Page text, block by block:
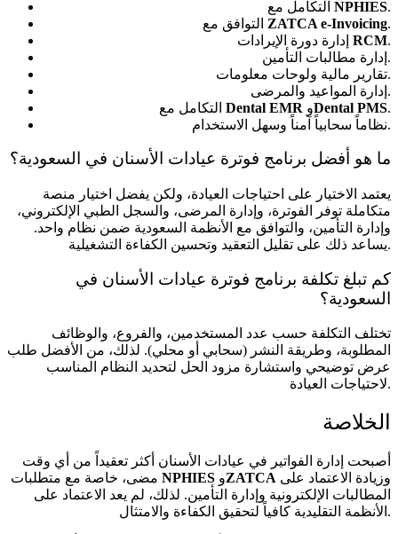
NPHIES.
ZATCA e-Invoicing.
RCM.
إدارة مطالبات التأمين.
تقارير مالية ولوحات معلومات.
إدارة المواعيد والمرضى.
Dental EMR وDental PMS.
نظاماً سحابياً آمناً وسهل الاستخدام.
ما هو أفضل برنامج فوترة عيادات الأسنان في السعودية؟
يعتمد الاختيار على احتياجات العيادة، ولكن يفضل اختيار منصة
متكاملة توفر الفوترة، وإدارة المرضى، والسجل الطبي الإلكتروني،
وإدارة التأمين، والتوافق مع الأنظمة السعودية ضمن نظام واحد.
يساعد ذلك على تقليل التعقيد وتحسين الكفاءة التشغيلية.
كم تبلغ تكلفة برنامج فوترة عيادات الأسنان في
السعودية؟
تختلف التكلفة حسب عدد المستخدمين، والفروع، والوظائف
المطلوبة، وطريقة النشر (سحابي أو محلي). لذلك، من الأفضل طلب
عرض توضيحي واستشارة مزود الحل لتحديد النظام المناسب
لاحتياجات العيادة.
الخلاصة
أصبحت إدارة الفواتير في عيادات الأسنان أكثر تعقيداً من أي وقت
NPHIES وZATCA
المطالبات الإلكترونية وإدارة التأمين. لذلك، لم يعد الاعتماد على
الأنظمة التقليدية كافياً لتحقيق الكفاءة والامتثال.